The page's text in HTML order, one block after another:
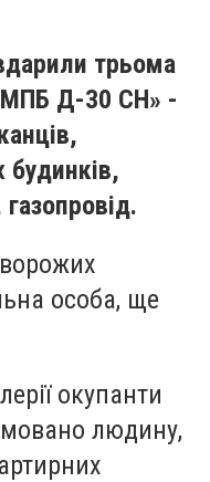
трьома
Д-30 СН» -
особа, ще
окупанти
людину,